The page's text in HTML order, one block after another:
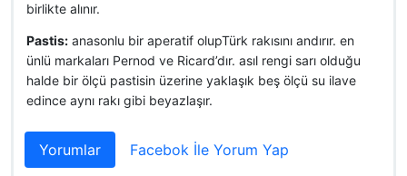
birlikte alınır.
Pastis: anasonlu bir aperatif olupTürk rakısını andırır. en
ünlü markaları Pernod ve Ricard’dır. asıl rengi sarı olduğu
halde bir ölçü pastisin üzerine yaklaşık beş ölçü su ilave
edince aynı rakı gibi beyazlaşır.
Yorumlar
Facebok İle Yorum Yap